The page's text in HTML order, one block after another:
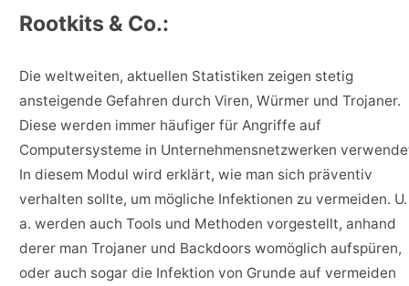
Rootkits & Co.:
Die weltweiten, aktuellen Statistiken zeigen stetig
ansteigende Gefahren durch Viren, Würmer und Trojaner.
Diese werden immer häufiger für Angriffe auf
Computersysteme in Unternehmensnetzwerken
In diesem Modul wird erklärt, wie man sich präventiv
verhalten sollte, um mögliche Infektionen zu vermeiden. U.
a. werden auch Tools und Methoden vorgestellt, anhand
derer man Trojaner und Backdoors womöglich aufspüren,
oder auch sogar die Infektion von Grunde auf vermeiden